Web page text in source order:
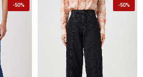
50%
-
50%
-